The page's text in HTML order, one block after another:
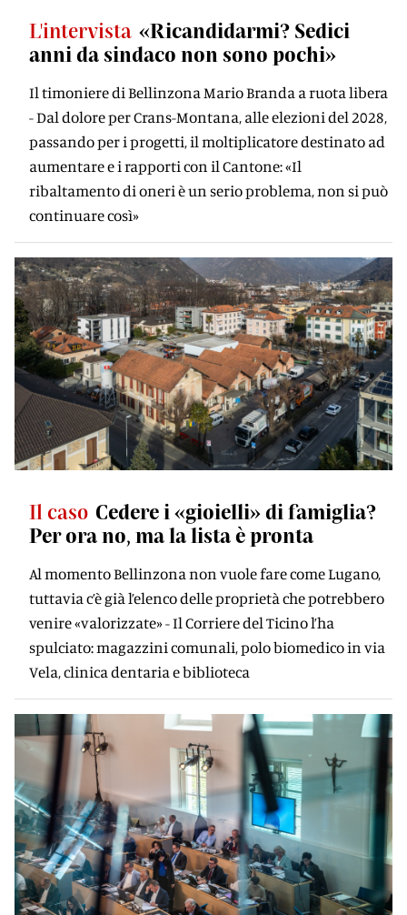
L'intervista «Ricandidarmi? Sedici
anni da sindaco non sono pochi»
Il timoniere di Bellinzona Mario Branda a ruota libera
- Dal dolore per Crans-Montana, alle elezioni del 2028,
passando per i progetti, il moltiplicatore destinato ad
aumentare e i rapporti con il Cantone: «Il
ribaltamento di oneri è un serio problema, non si può
continuare così»
Il caso Cedere i «gioielli» di famiglia?
Per ora no, ma la lista è pronta
Al momento Bellinzona non vuole fare come Lugano,
tuttavia c’è già l’elenco delle proprietà che potrebbero
venire «valorizzate» - Il Corriere del Ticino l’ha
spulciato: magazzini comunali, polo biomedico in via
Vela, clinica dentaria e biblioteca